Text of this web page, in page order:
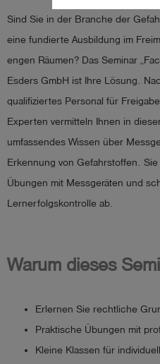
Sind Sie in der Branche der
eine fundierte Ausbildung im
engen Räumen? Das Seminar
Esders GmbH ist Ihre Lösung.
qualifiziertes Personal für
Experten vermitteln Ihnen in
umfassendes Wissen über
Erkennung von Gefahrstoffen.
Übungen mit Messgeräten und
Lernerfolgskontrolle ab.
Warum dieses
Erlernen Sie rechtliche
Praktische Übungen mit
Kleine Klassen für